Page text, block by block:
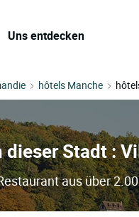
Uns entdecken
hôtels Manche
Stadt :
aus über